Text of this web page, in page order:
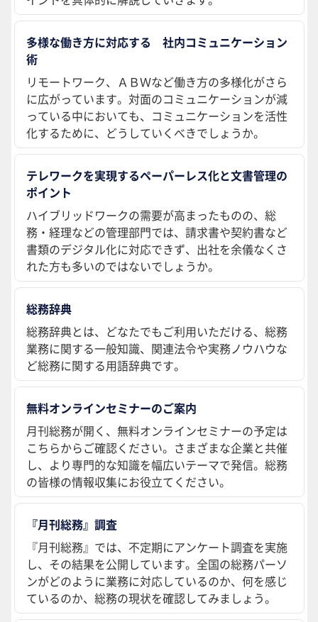
多様な働き方に対応する 社内コミュニケーション
術
リモートワーク、ＡＢＷなど働き方の多様化がさら
に広がっています。対面のコミュニケーションが減
っている中においても、コミュニケーションを活性
化するために、どうしていくべきでしょうか。
テレワークを実現するペーパーレス化と文書管理の
ポイント
ハイブリッドワークの需要が高まったものの、総
務・経理などの管理部門では、請求書や契約書など
書類のデジタル化に対応できず、出社を余儀なくさ
れた方も多いのではないでしょうか。
総務辞典
総務辞典とは、どなたでもご利用いただける、総務
業務に関する一般知識、関連法令や実務ノウハウな
ど総務に関する用語辞典です。
無料オンラインセミナーのご案内
月刊総務が開く、無料オンラインセミナーの予定は
こちらからご確認ください。さまざまな企業と共催
し、より専門的な知識を幅広いテーマで発信。総務
の皆様の情報収集にお役立てください。
『月刊総務』調査
『月刊総務』では、不定期にアンケート調査を実施
し、その結果を公開しています。全国の総務パーソ
ンがどのように業務に対応しているのか、何を感じ
ているのか、総務の現状を確認してみましょう。